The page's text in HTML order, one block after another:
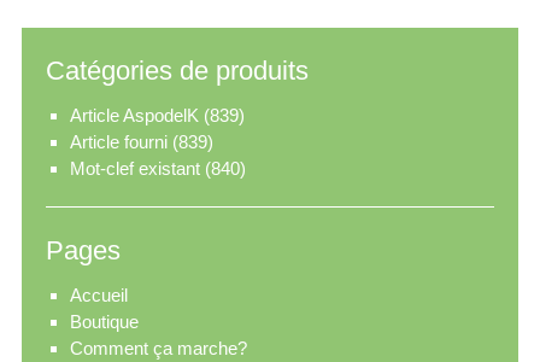
Catégories de produits
Article AspodelK (839)
Article fourni (839)
Mot-clef existant (840)
Pages
Accueil
Boutique
Comment ça marche?